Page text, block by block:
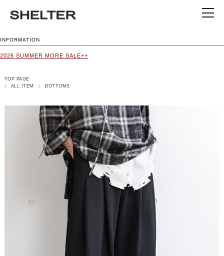
INFORMATION
2026 SUMMER MORE SALE++
TOP PAGE
ALL ITEM
BOTTOMS